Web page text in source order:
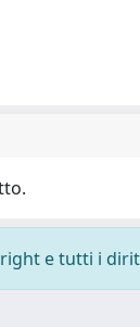
e tutti i